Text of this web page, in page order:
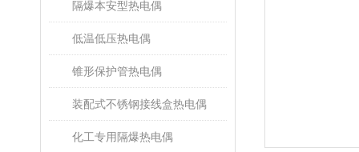
隔爆本安型热电偶
低温低压热电偶
锥形保护管热电偶
装配式不锈钢接线盒热电偶
化工专用隔爆热电偶